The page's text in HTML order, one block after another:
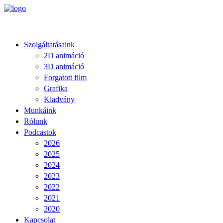
Szolgáltatásaink
2D animáció
3D animáció
Forgatott film
Grafika
Kiadvány
Munkáink
Rólunk
Podcastok
2026
2025
2024
2023
2022
2021
2020
Kapcsolat